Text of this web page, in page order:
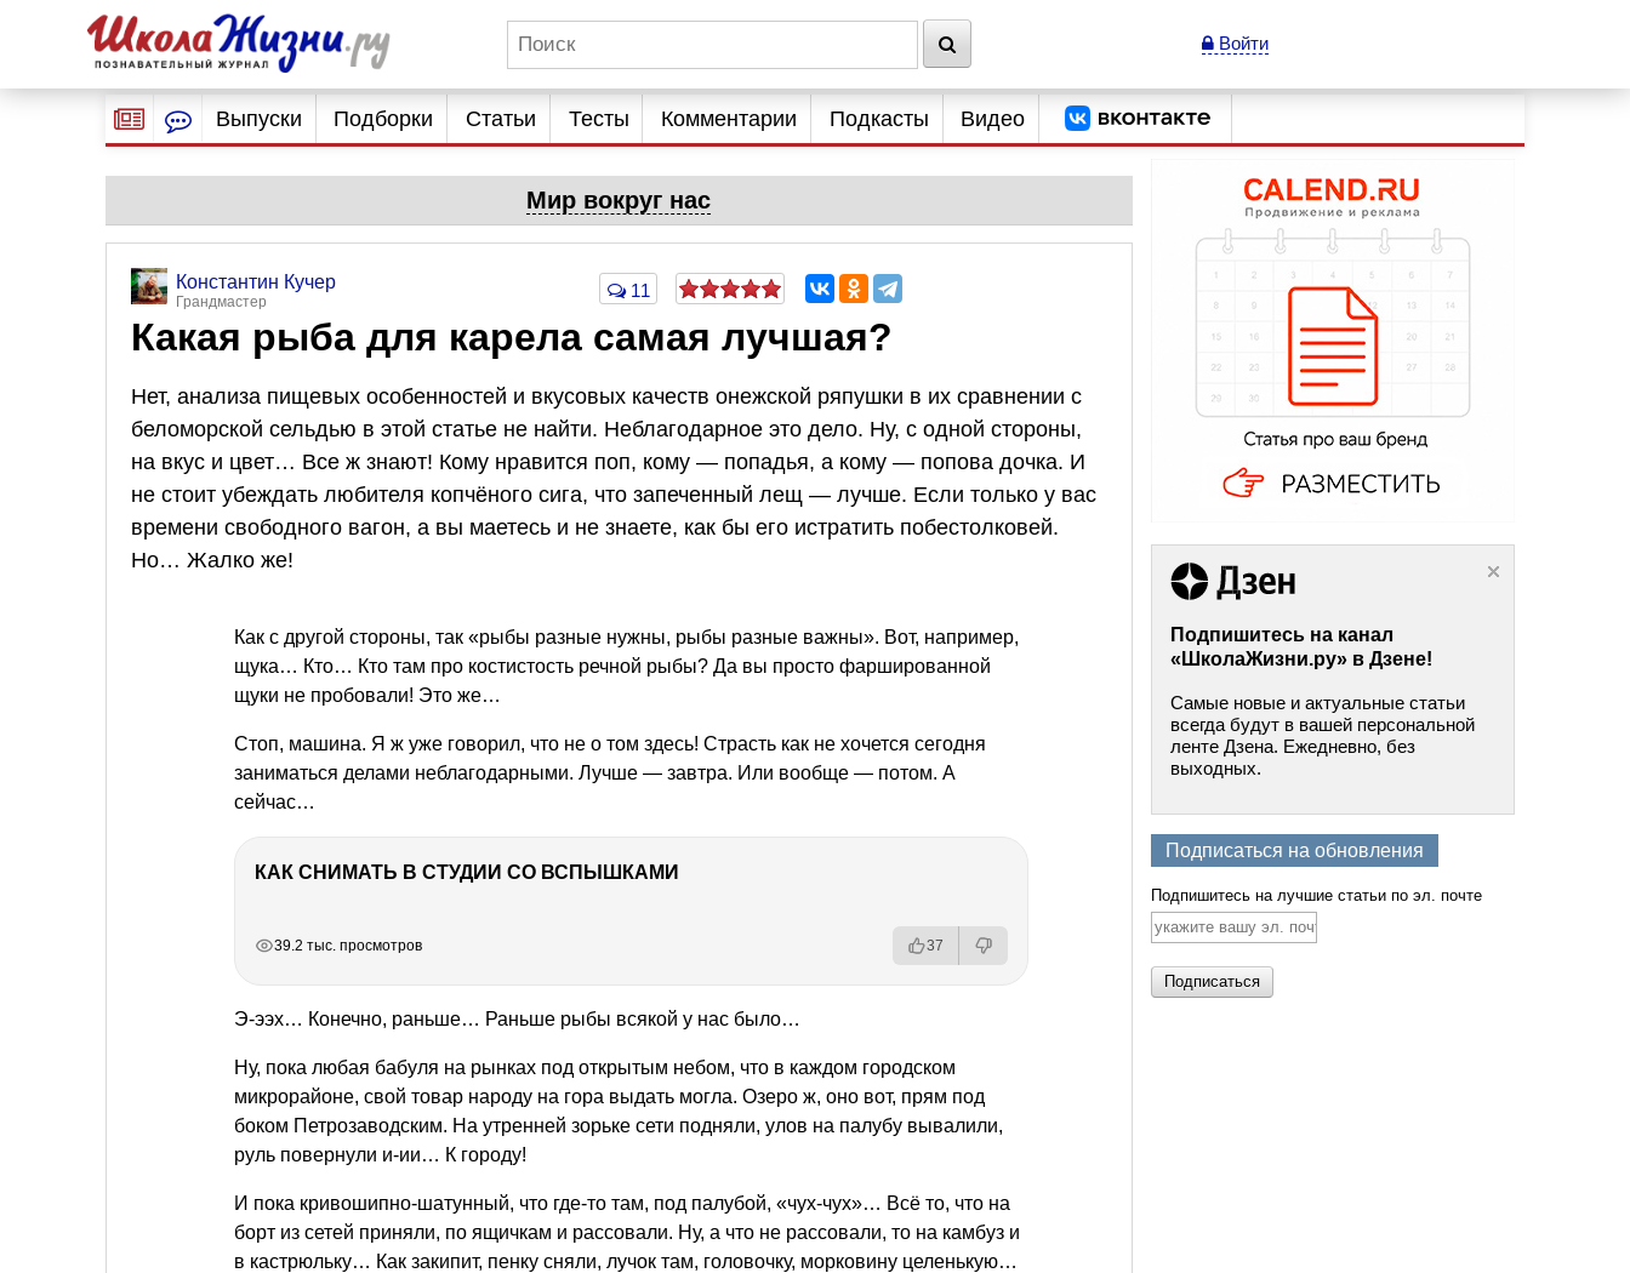
Войти
Выпуски Подборки Статьи Тесты Комментарии Подкасты Видео
Мир вокруг нас
Константин Кучер
Грандмастер
11
Какая рыба для карела самая лучшая?
Нет, анализа пищевых особенностей и вкусовых качеств онежской ряпушки в их сравнении с
беломорской сельдью в этой статье не найти. Неблагодарное это дело. Ну, с одной стороны,
на вкус и цвет… Все ж знают! Кому нравится поп, кому — попадья, а кому — попова дочка. И
не стоит убеждать любителя копчёного сига, что запеченный лещ — лучше. Если только у вас
времени свободного вагон, а вы маетесь и не знаете, как бы его истратить побестолковей.
Но… Жалко же!
Как с другой стороны, так «рыбы разные нужны, рыбы разные важны». Вот, например,
щука… Кто… Кто там про костистость речной рыбы? Да вы просто фаршированной
щуки не пробовали! Это же…
Стоп, машина. Я ж уже говорил, что не о том здесь! Страсть как не хочется сегодня
заниматься делами неблагодарными. Лучше — завтра. Или вообще — потом. А
сейчас…
КАК СНИМАТЬ В СТУДИИ СО ВСПЫШКАМИ
39.2 тыс. просмотров 37
Э-ээх… Конечно, раньше… Раньше рыбы всякой у нас было…
Ну, пока любая бабуля на рынках под открытым небом, что в каждом городском
микрорайоне, свой товар народу на гора выдать могла. Озеро ж, оно вот, прям под
боком Петрозаводским. На утренней зорьке сети подняли, улов на палубу вывалили,
руль повернули и-ии… К городу!
И пока кривошипно-шатунный, что где-то там, под палубой, «чух-чух»… Всё то, что на
борт из сетей приняли, по ящичкам и рассовали. Ну, а что не рассовали, то на камбуз и
в кастрюльку… Как закипит, пенку сняли, лучок там, головочку, морковину целенькую…
Подпишитесь на канал
«ШколаЖизни.ру» в Дзене!
Самые новые и актуальные статьи
всегда будут в вашей персональной
ленте Дзена. Ежедневно, без
выходных.
Подписаться на обновления
Подпишитесь на лучшие статьи по эл. почте